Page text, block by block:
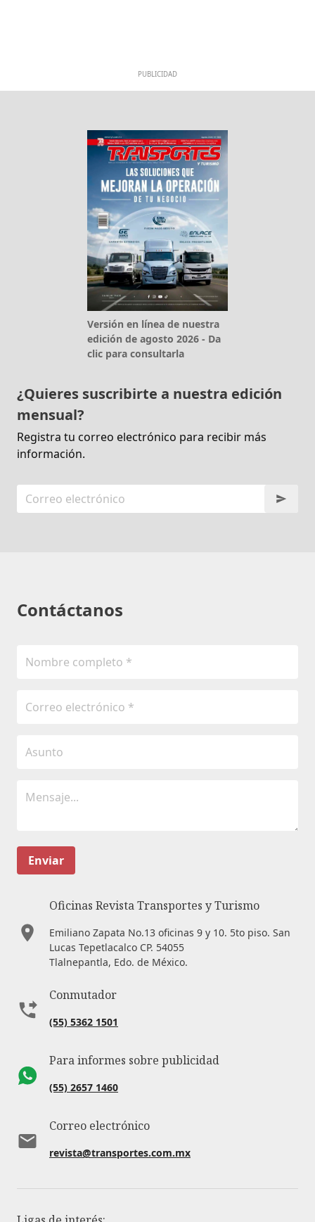
PUBLICIDAD
Versión en línea de nuestra
edición de agosto 2026 - Da
clic para consultarla
¿Quieres suscribirte a nuestra edición
mensual?
Registra tu correo electrónico para recibir más
información.
Contáctanos
Enviar
Oficinas Revista Transportes y Turismo
Emiliano Zapata No.13 oficinas 9 y 10. 5to piso. San
Lucas Tepetlacalco CP. 54055
Tlalnepantla, Edo. de México.
Conmutador
(55) 5362 1501
Para informes sobre publicidad
(55) 2657 1460
Correo electrónico
revista@transportes.com.mx